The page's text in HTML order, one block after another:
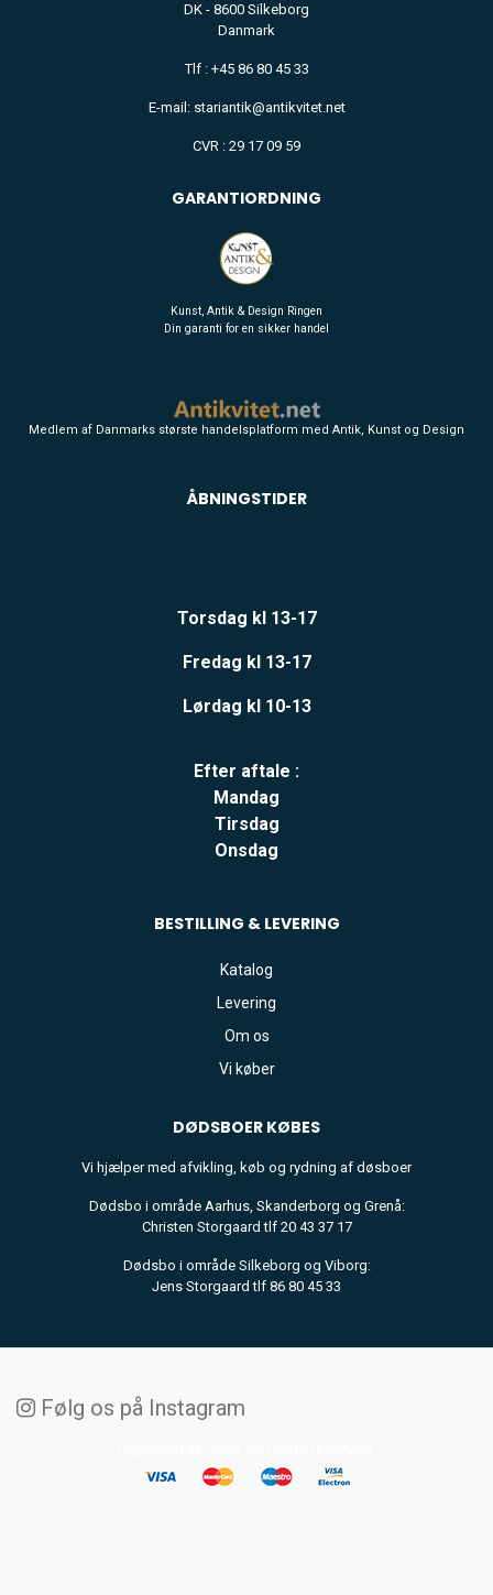
DK - 8600 Silkeborg
Danmark
Tlf : +45 86 80 45 33
E-mail: stariantik@antikvitet.net
CVR : 29 17 09 59
GARANTIORDNING
Kunst, Antik & Design Ringen
Din garanti for en sikker handel
Medlem af Danmarks største handelsplatform med Antik, Kunst og Design
ÅBNINGSTIDER
Torsdag kl 13-17
Fredag kl 13-17
Lørdag kl 10-13
Efter aftale :
Mandag
Tirsdag
Onsdag
BESTILLING & LEVERING
Katalog
Levering
Om os
Vi køber
DØDSBOER KØBES
Vi hjælper med afvikling, køb og rydning af døsboer
Dødsbo i område Aarhus, Skanderborg og Grenå:
Christen Storgaard tlf 20 43 37 17
Dødsbo i område Silkeborg og Viborg:
Jens Storgaard tlf 86 80 45 33
Følg os på Instagram